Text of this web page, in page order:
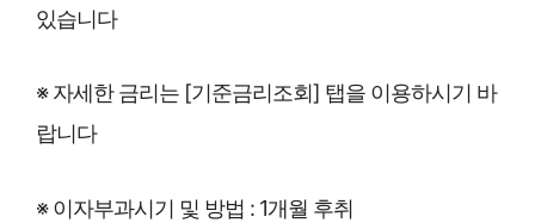
있습니다
※ 자세한 금리는 [기준금리조회] 탭을 이용하시기 바
랍니다
※ 이자부과시기 및 방법 : 1개월 후취